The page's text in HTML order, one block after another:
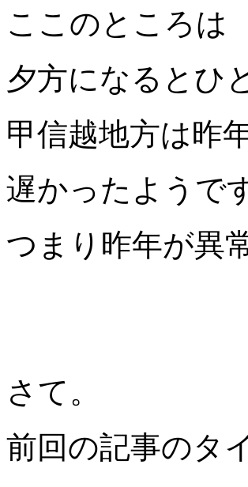
ここのところは
夕方になるとひ
甲信越地方は昨
遅かったようで
つまり昨年が異
さて。
前回の記事のタ